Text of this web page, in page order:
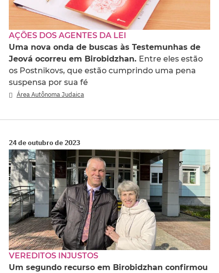
AÇÕES DOS AGENTES DA LEI
Uma nova onda de buscas às Testemunhas de
Jeová ocorreu em Birobidzhan. Entre eles estão
os Postnikovs, que estão cumprindo uma pena
suspensa por sua fé
Área Autônoma Judaica
24 de outubro de 2023
VEREDITOS INJUSTOS
Um segundo recurso em Birobidzhan confirmou